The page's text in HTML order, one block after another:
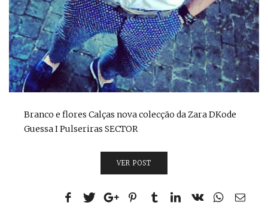
Branco e flores Calças nova colecção da Zara DKode
Guessa I Pulseriras SECTOR
VER POST